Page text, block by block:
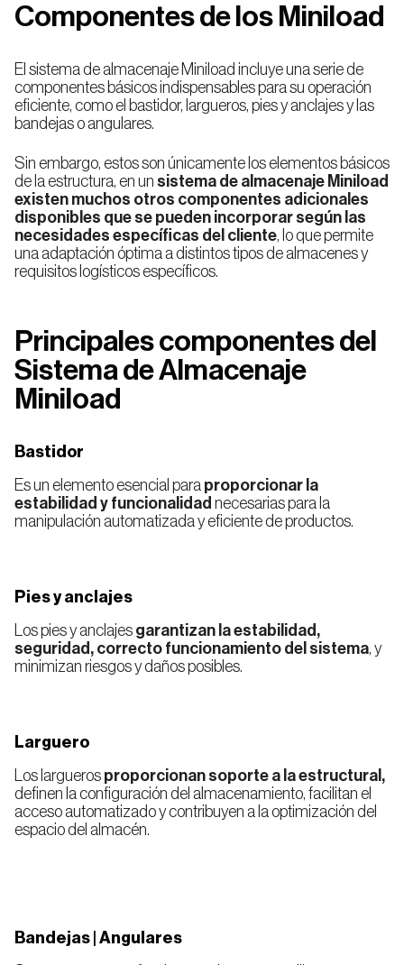
Componentes de los Miniload
El sistema de almacenaje Miniload incluye una serie de
componentes básicos indispensables para su operación
eficiente, como el bastidor, largueros, pies y anclajes y las
bandejas o angulares.
Sin embargo, estos son únicamente los elementos básicos
de la estructura, en un sistema de almacenaje Miniload
existen muchos otros componentes adicionales
disponibles que se pueden incorporar según las
necesidades específicas del cliente, lo que permite
una adaptación óptima a distintos tipos de almacenes y
requisitos logísticos específicos.
Principales componentes del
Sistema de Almacenaje
Miniload
Bastidor
Es un elemento esencial para proporcionar la
estabilidad y funcionalidad necesarias para la
manipulación automatizada y eficiente de productos.
Pies y anclajes
Los pies y anclajes garantizan la estabilidad,
seguridad, correcto funcionamiento del sistema, y
minimizan riesgos y daños posibles.
Larguero
Los largueros proporcionan soporte a la estructural,
definen la configuración del almacenamiento, facilitan el
acceso automatizado y contribuyen a la optimización del
espacio del almacén.
Bandejas | Angulares